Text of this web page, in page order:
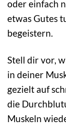
oder einfach
etwas Gutes
begeistern.
Stell dir vor,
in deiner
gezielt auf
die
Muskeln